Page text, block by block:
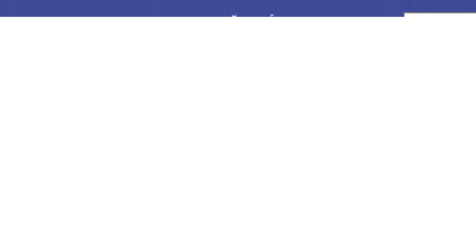
OPIŠTE KÓD(*):